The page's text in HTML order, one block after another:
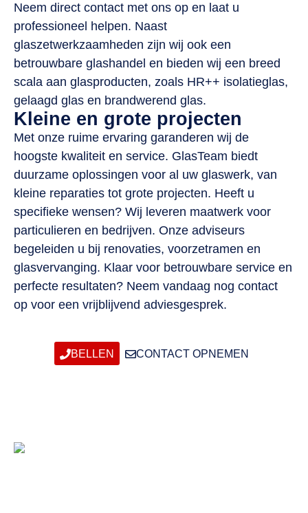
Neem direct contact met ons op en laat u
professioneel helpen. Naast
glaszetwerkzaamheden zijn wij ook een
betrouwbare glashandel en bieden wij een breed
scala aan glasproducten, zoals HR++ isolatieglas,
gelaagd glas en brandwerend glas.
Kleine en grote projecten
Met onze ruime ervaring garanderen wij de
hoogste kwaliteit en service. GlasTeam biedt
duurzame oplossingen voor al uw glaswerk, van
kleine reparaties tot grote projecten. Heeft u
specifieke wensen? Wij leveren maatwerk voor
particulieren en bedrijven. Onze adviseurs
begeleiden u bij renovaties, voorzetramen en
glasvervanging. Klaar voor betrouwbare service en
perfecte resultaten? Neem vandaag nog contact
op voor een vrijblijvend adviesgesprek.
BELLEN CONTACT OPNEMEN